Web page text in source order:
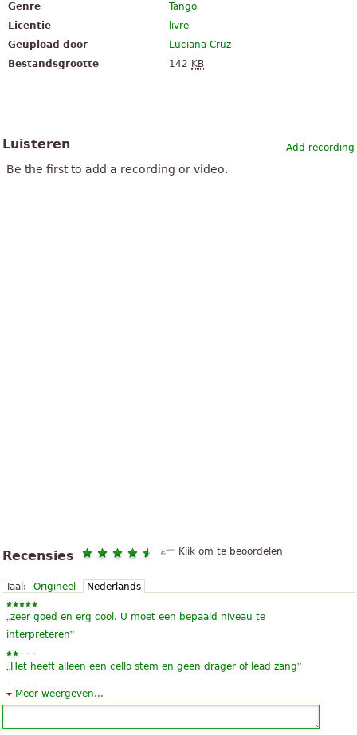
Genre
Tango
Licentie
livre
Geüpload door
Luciana Cruz
Bestandsgrootte
142 KB
Add recording
Luisteren
Be the first to add a recording or video.
Recensies Klik om te beoordelen
Taal: Origineel Nederlands
„zeer goed en erg cool. U moet een bepaald niveau te
interpreteren”
„Het heeft alleen een cello stem en geen drager of lead zang”
„ Faltou a partitura para teclado ou piano
„Por una cabeza is exellent notatie.”
Meer weergeven...